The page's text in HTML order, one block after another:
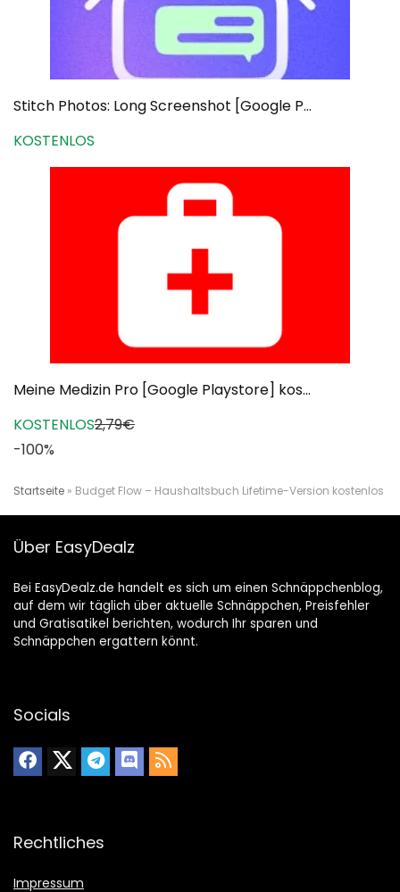
Stitch Photos: Long Screenshot [Google P...
KOSTENLOS
Meine Medizin Pro [Google Playstore] kos...
KOSTENLOS2,79€
-100%
Startseite » Budget Flow – Haushaltsbuch Lifetime-Version kostenlos
Über EasyDealz
Bei EasyDealz.de handelt es sich um einen Schnäppchenblog,
auf dem wir täglich über aktuelle Schnäppchen, Preisfehler
und Gratisatikel berichten, wodurch Ihr sparen und
Schnäppchen ergattern könnt.
Socials
Rechtliches
Impressum